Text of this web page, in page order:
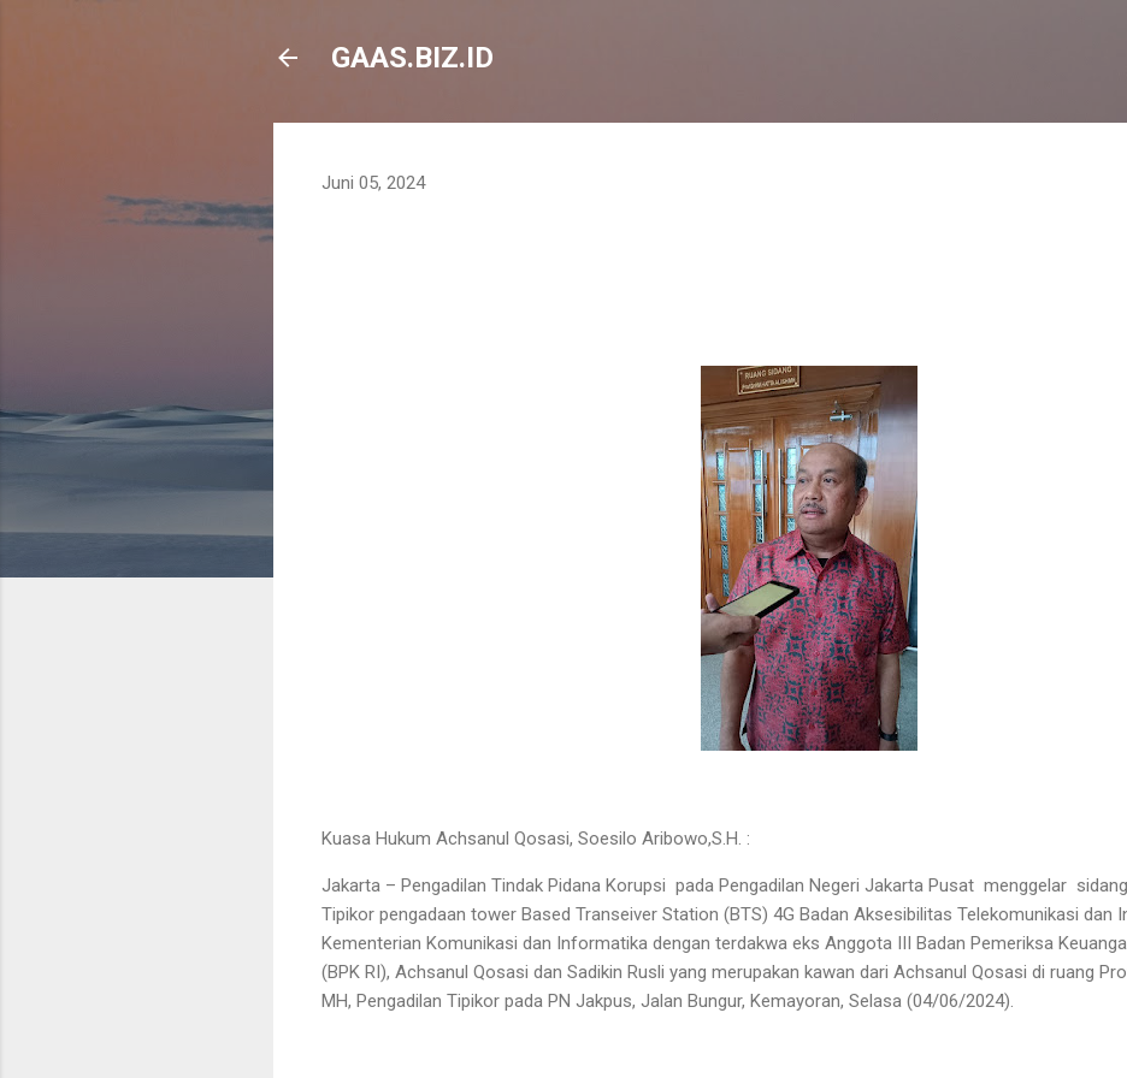
GAAS.BIZ.ID
Juni 05, 2024
Kuasa Hukum Achsanul Qosasi, Soesilo Aribowo,S.H. :
Jakarta – Pengadilan Tindak Pidana Korupsi pada Pengadilan Negeri Jakarta Pusat menggelar
Tipikor pengadaan tower Based Transeiver Station (BTS) 4G Badan Aksesibilitas Telekomunikasi dan
Kementerian Komunikasi dan Informatika dengan terdakwa eks Anggota III Badan Pemeriksa
(BPK RI), Achsanul Qosasi dan Sadikin Rusli yang merupakan kawan dari Achsanul Qosasi di ruang
MH, Pengadilan Tipikor pada PN Jakpus, Jalan Bungur, Kemayoran, Selasa (04/06/2024).